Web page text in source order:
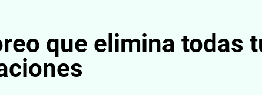
que elimina todas